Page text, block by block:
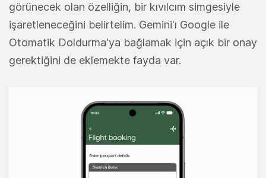
görünecek olan özelliğin, bir kıvılcım simgesiyle
işaretleneceğini belirtelim. Gemini'ı Google ile
Otomatik Doldurma'ya bağlamak için açık bir onay
gerektiğini de eklemekte fayda var.